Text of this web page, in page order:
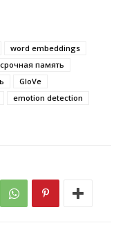
word embeddings
память
GloVe
emotion detection